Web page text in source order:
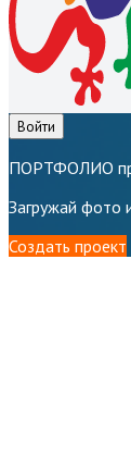
Войти
ПОРТФОЛИО
Загружай фото
Создать проект